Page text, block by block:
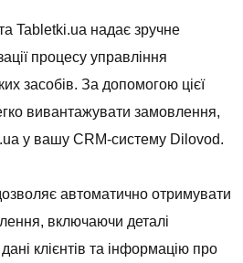
Tabletki.ua надає зручне
процесу управління
засобів. За допомогою цієї
вивантажувати замовлення,
у вашу CRM-систему Dilovod.
автоматично отримувати
включаючи деталі
клієнтів та інформацію про